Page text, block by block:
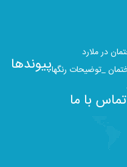
در ملارد
_توضیحات رنگهاپیوندها
تماس با ما